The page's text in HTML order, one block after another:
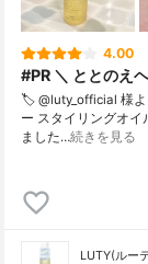
4.00
#PR ＼ ととのえ
🏷️ @luty_official 様よ
ー スタイリングオ
ました⁡⁡…続きを見る
LUTY(ルー